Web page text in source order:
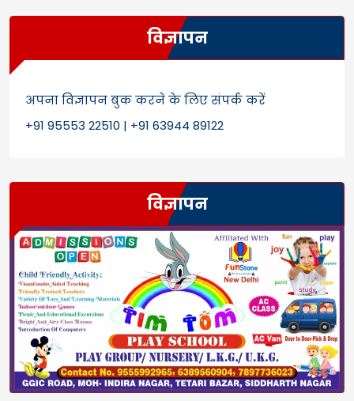
विज्ञापन
अपना विज्ञापन बुक करने के लिए संपर्क करें
+91 95553 22510 | +91 63944 89122
विज्ञापन